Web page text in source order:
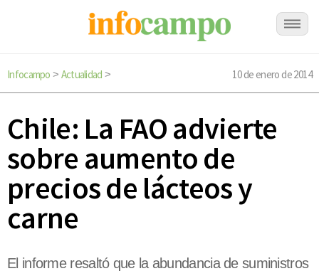
Infocampo > Actualidad > 10 de enero de 2014
Chile: La FAO advierte
sobre aumento de
precios de lácteos y
carne
El informe resaltó que la abundancia de suministros